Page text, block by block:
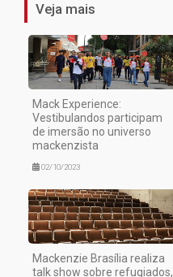
Veja mais
Mack Experience:
Vestibulandos participam
de imersão no universo
mackenzista
02/10/2023
Mackenzie Brasília realiza
talk show sobre refugiados,